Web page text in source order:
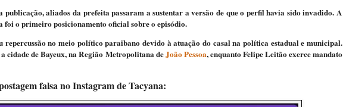
aliados da prefeita passaram a sustentar a versão de que o perfil havia sido invadido. A
foi o primeiro posicionamento oficial sobre o episódio.
repercussão no meio político paraibano devido à atuação do casal na política estadual e municipal.
cidade de Bayeux, na Região Metropolitana deJoão Pessoa, enquantoFelipe Leitãoexerce mandato
falsa no Instagram de Tacyana: